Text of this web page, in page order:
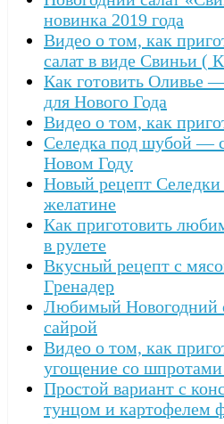
новинка 2019 года
Видео о том, как
салат в виде Свиньи (
Как готовить Оливье
для Нового Года
Видео о том, как
Селедка под шубой —
Новом Году
Новый рецепт
желатине
Как приготовить
в рулете
Вкусный рецепт с
Гренадер
Любимый Новогодний
сайрой
Видео о том, как
угощение со
Простой вариант с
тунцом и картофелем